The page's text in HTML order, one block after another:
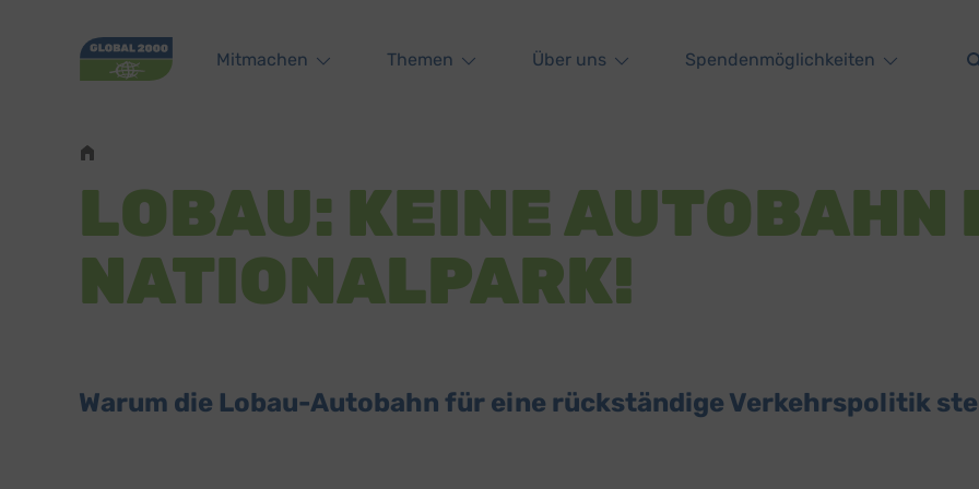
Mitmachen Themen Über uns Spendenmöglichkeiten
LOBAU: KEINE AUTOBAHN
NATIONALPARK!
Warum die Lobau-Autobahn für eine rückständige Verkehrspolitik